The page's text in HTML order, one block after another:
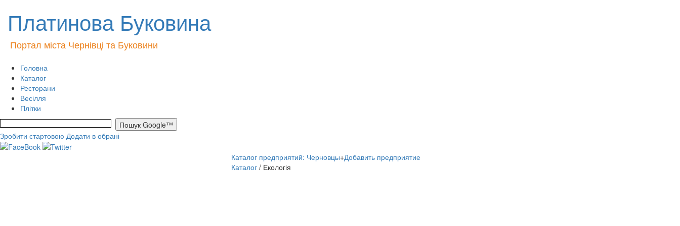
Платинова Буковина
Портал міста Чернівці та Буковини
Головна
Каталог
Ресторани
Весілля
Плітки
Зробити стартовою Додати в обрані
Каталог предприятий: Черновцы+Добавить предприятие
Каталог / Екологія